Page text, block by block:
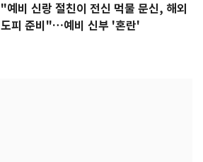
"예비 신랑 절친이 전신 먹물 문신, 해외
도피 준비"…예비 신부 '혼란'